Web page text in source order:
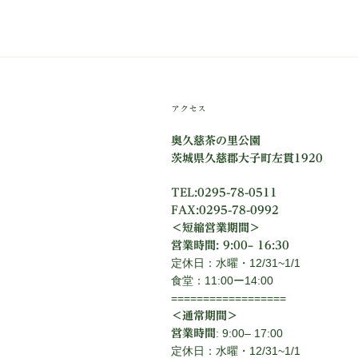
ー
ョ
ン
アクセス
奥久慈茶の里公園
茨城県久慈郡大子町左貫1920
TEL:0295-78-0511
FAX:0295-78-0992
＜短縮営業期間＞
営業時間: 9:00– 16:30
定休日：水曜・12/31~1/1
食堂：11:00ー14:00
==================
＜通常期間＞
営業時間: 9:00– 17:00
定休日：水曜・12/31~1/1